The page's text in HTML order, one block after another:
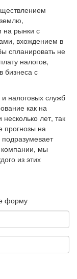
на рынки с
вхождением в
спланировать не
налогов,
бизнеса с
налоговых служб
как на
лет, так
прогнозы на
компании, мы
из этих
форму